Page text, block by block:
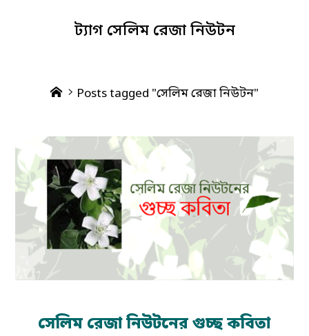
ট্যাগ সেলিম রেজা নিউটন
HomePosts tagged "সেলিম রেজা নিউটন"
সেলিম রেজা নিউটনের গুচ্ছ কবিতা